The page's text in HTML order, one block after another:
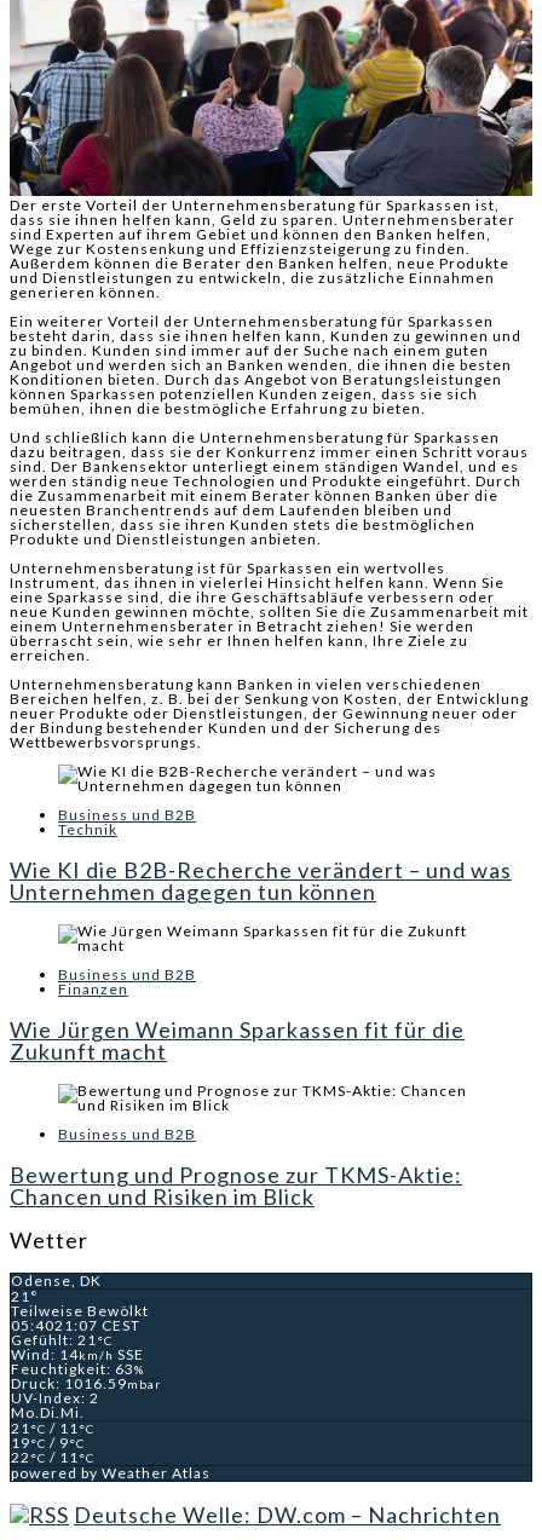
Der erste Vorteil der Unternehmensberatung für Sparkassen ist,
dass sie ihnen helfen kann, Geld zu sparen. Unternehmensberater
sind Experten auf ihrem Gebiet und können den Banken helfen,
Wege zur Kostensenkung und Effizienzsteigerung zu finden.
Außerdem können die Berater den Banken helfen, neue Produkte
und Dienstleistungen zu entwickeln, die zusätzliche Einnahmen
generieren können.
Ein weiterer Vorteil der Unternehmensberatung für Sparkassen
besteht darin, dass sie ihnen helfen kann, Kunden zu gewinnen und
zu binden. Kunden sind immer auf der Suche nach einem guten
Angebot und werden sich an Banken wenden, die ihnen die besten
Konditionen bieten. Durch das Angebot von Beratungsleistungen
können Sparkassen potenziellen Kunden zeigen, dass sie sich
bemühen, ihnen die bestmögliche Erfahrung zu bieten.
Und schließlich kann die Unternehmensberatung für Sparkassen
dazu beitragen, dass sie der Konkurrenz immer einen Schritt voraus
sind. Der Bankensektor unterliegt einem ständigen Wandel, und es
werden ständig neue Technologien und Produkte eingeführt. Durch
die Zusammenarbeit mit einem Berater können Banken über die
neuesten Branchentrends auf dem Laufenden bleiben und
sicherstellen, dass sie ihren Kunden stets die bestmöglichen
Produkte und Dienstleistungen anbieten.
Unternehmensberatung ist für Sparkassen ein wertvolles
Instrument, das ihnen in vielerlei Hinsicht helfen kann. Wenn Sie
eine Sparkasse sind, die ihre Geschäftsabläufe verbessern oder
neue Kunden gewinnen möchte, sollten Sie die Zusammenarbeit mit
einem Unternehmensberater in Betracht ziehen! Sie werden
überrascht sein, wie sehr er Ihnen helfen kann, Ihre Ziele zu
erreichen.
Unternehmensberatung kann Banken in vielen verschiedenen
Bereichen helfen, z. B. bei der Senkung von Kosten, der Entwicklung
neuer Produkte oder Dienstleistungen, der Gewinnung neuer oder
der Bindung bestehender Kunden und der Sicherung des
Wettbewerbsvorsprungs.
Business und B2B
Technik
Wie KI die B2B-Recherche verändert – und was
Unternehmen dagegen tun können
Business und B2B
Finanzen
Wie Jürgen Weimann Sparkassen fit für die
Zukunft macht
Business und B2B
Bewertung und Prognose zur TKMS-Aktie:
Chancen und Risiken im Blick
Wetter
Odense, DK
21°
Teilweise Bewölkt
05:4021:07 CEST
Gefühlt: 21 °C
Wind: 14km/h SSE
Feuchtigkeit: 63%
Druck: 1016.59mbar
UV-Index: 2
Mo. Di. Mi.
21 °C / 11 °C
19°C / 9°C
22 °C / 11 °C
powered by Weather Atlas
Deutsche Welle: DW.com – Nachrichten